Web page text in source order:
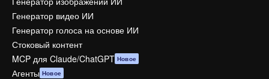
Генератор видео ИИ
Генератор голоса на основе ИИ
Стоковый контент
MCP для Claude/ChatGPT Новое
Агенты Новое